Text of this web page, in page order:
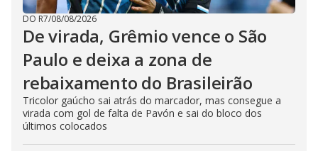
DO R7/08/08/2026
De virada, Grêmio vence o São
Paulo e deixa a zona de
rebaixamento do Brasileirão
Tricolor gaúcho sai atrás do marcador, mas consegue a
virada com gol de falta de Pavón e sai do bloco dos
últimos colocados